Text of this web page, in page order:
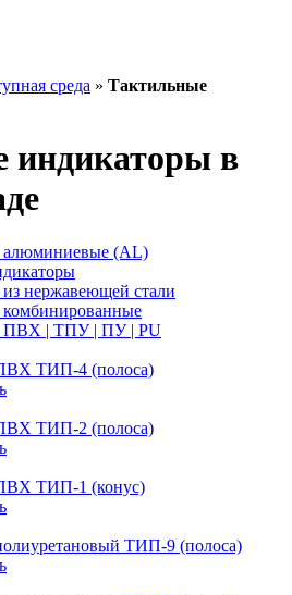
среда » Тактильные
индикаторы в
алюминиевые (AL)
нержавеющей стали
ПВХ | ТПУ | ПУ | PU
ТИП-4 (полоса)
ТИП-2 (полоса)
ТИП-1 (конус)
ТИП-9 (полоса)